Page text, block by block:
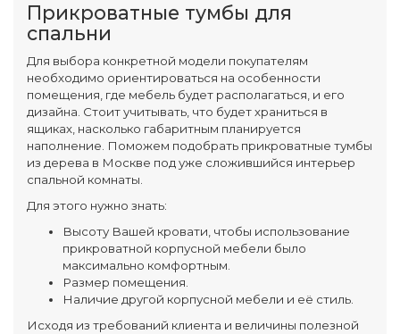
Прикроватные тумбы для
спальни
Для выбора конкретной модели покупателям
необходимо ориентироваться на особенности
помещения, где мебель будет располагаться, и его
дизайна. Стоит учитывать, что будет храниться в
ящиках, насколько габаритным планируется
наполнение. Поможем подобрать прикроватные тумбы
из дерева в Москве под уже сложившийся интерьер
спальной комнаты.
Для этого нужно знать:
Высоту Вашей кровати, чтобы использование
прикроватной корпусной мебели было
максимально комфортным.
Размер помещения.
Наличие другой корпусной мебели и её стиль.
Исходя из требований клиента и величины полезной